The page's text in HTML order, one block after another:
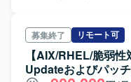
バーと定期的に成果や
論し合える方を歓迎い
ルに対して前向きにキ
共有していただける方
基盤の設計および構築
イッチ、ストレージ、
LAN コントローラなど
検証作業を担当してい
募集終了 リモート可
【AIX/RHEL/脆弱
Updateおよびパッ